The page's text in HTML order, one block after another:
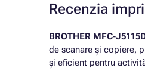
Recenzia
BROTHER MFC-
de scanare și copiere,
și eficient pentru